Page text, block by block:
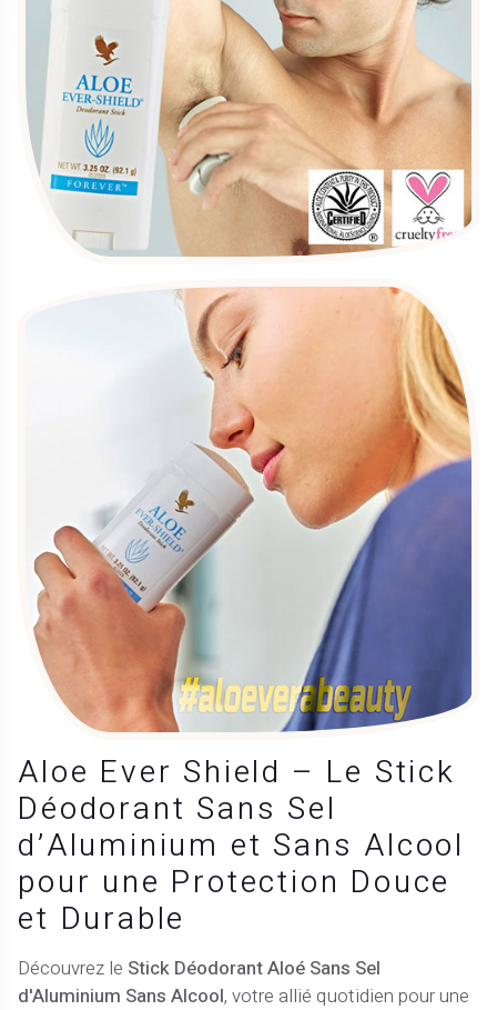
Aloe Ever Shield – Le Stick
Déodorant Sans Sel
d’Aluminium et Sans Alcool
pour une Protection Douce
et Durable
Découvrez le Stick Déodorant Aloé Sans Sel
d'Aluminium Sans Alcool, votre allié quotidien pour une